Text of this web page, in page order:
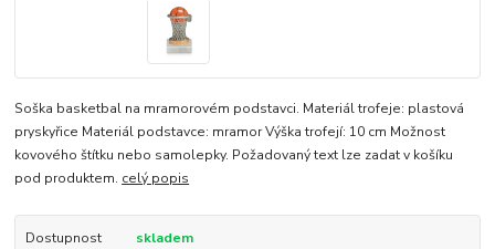
Soška basketbal na mramorovém podstavci. Materiál trofeje: plastová
pryskyřice Materiál podstavce: mramor Výška trofejí: 10 cm Možnost
kovového štítku nebo samolepky. Požadovaný text lze zadat v košíku
pod produktem. celý popis
Dostupnost
skladem